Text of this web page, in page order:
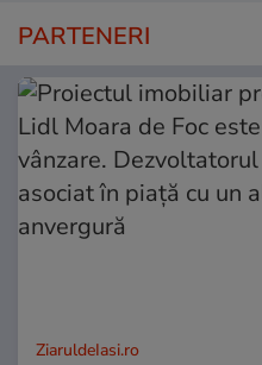
PARTENERI
ZiaruldeIasi.ro